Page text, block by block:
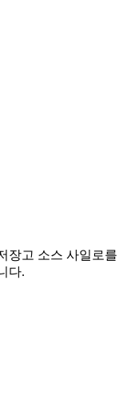
장고 소스 사일로를
다.